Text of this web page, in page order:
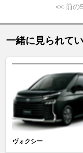
<< 前の
一緒に見られて
ヴォクシー